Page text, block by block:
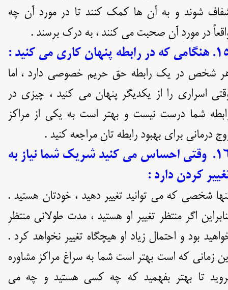
شوند و به آن ها کمک کنند تا در مورد آن چه
در مورد آن صحبت می کنند ، به درک برسند .
رابطه پنهان کاری می کنید :
شخص در یک رابطه حق حریم خصوصی دارد ، اما
اسراری را از یکدیگر پنهان می کنید ، چیزی در
شما درست نیست و بهتر است به یکی از مراکز
درمانی برای بهبود رابطه تان مراجعه کنید .
۱۶. وقتی احساس می کنید شریک شما نیاز به
کردن دارد :
شخصی که می توانید تغییر دهید ، خودتان هستید .
اگر منتظر تغییر او هستید ، مدت طولانی منتظر
بود و احتمال زیاد او هیچگاه تغییر نخواهد کرد .
زمانی که است بهتر است شما به سراغ مراکز مشاوره
تا بهتر بفهمید که چه کسی هستید و چه می